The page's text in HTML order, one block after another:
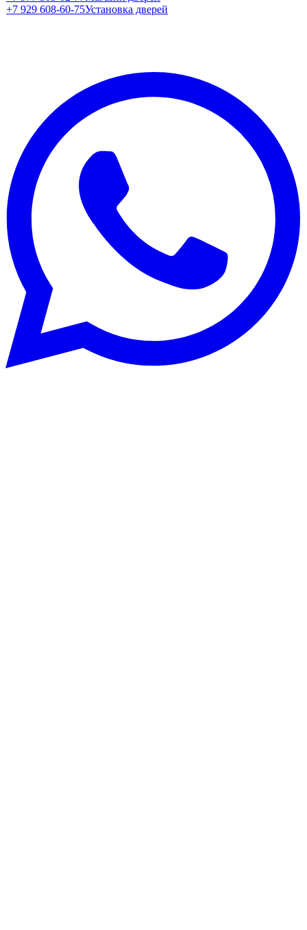
+7 929 608-60-75Установка дверей